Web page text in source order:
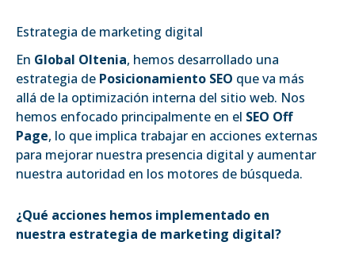
Estrategia de marketing digital
En Global Oltenia, hemos desarrollado una
estrategia de Posicionamiento SEO que va más
allá de la optimización interna del sitio web. Nos
hemos enfocado principalmente en el SEO Off
Page, lo que implica trabajar en acciones externas
para mejorar nuestra presencia digital y aumentar
nuestra autoridad en los motores de búsqueda.
¿Qué acciones hemos implementado en
nuestra estrategia de marketing digital?